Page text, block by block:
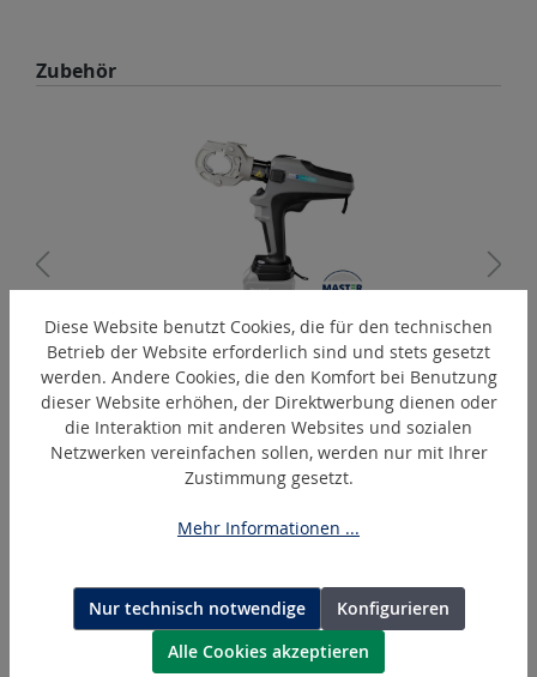
Produktgalerie überspringen
Zubehör
PressMax-C6-C
Akku-hydraulisches Presswerkzeug
Diese Website benutzt Cookies, die für den technischen
Betrieb der Website erforderlich sind und stets gesetzt
werden. Andere Cookies, die den Komfort bei Benutzung
dieser Website erhöhen, der Direktwerbung dienen oder
die Interaktion mit anderen Websites und sozialen
Netzwerken vereinfachen sollen, werden nur mit Ihrer
Zustimmung gesetzt.
Mehr Informationen ...
Nur technisch notwendige
Konfigurieren
Alle Cookies akzeptieren